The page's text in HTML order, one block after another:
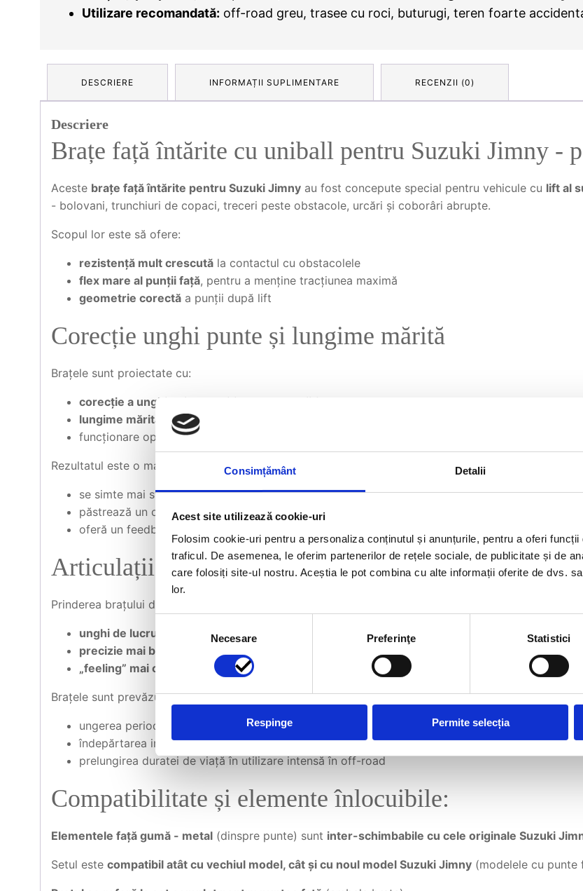
Consimțământ Detalii
Acest site utilizează cookie-uri
Folosim cookie-uri pentru a personaliza conținutul și anunțurile, pentru a oferi
traficul. De asemenea, le oferim partenerilor de rețele sociale, de publicitate și de
care folosiți site-ul nostru. Aceștia le pot combina cu alte informații oferite de dvs.
lor.
consimțământului
Necesare Preferinţe Statistici
Respinge Permite selecția
Utilizare recomandată: off-road greu, trasee cu roci, buturugi, teren foarte
DESCRIERE INFORMAȚII SUPLIMENTARE RECENZII (0)
Descriere
Brațe față întărite cu uniball pentru Suzuki Jimny -
Aceste brațe față întărite pentru Suzuki Jimny au fost concepute special pentru vehicule cu lift al
- bolovani, trunchiuri de copaci, treceri peste obstacole, urcări și coborâri abrupte.
Scopul lor este să ofere:
rezistență mult crescută la contactul cu obstacolele
flex mare al punții față, pentru a menține tracțiunea maximă
geometrie corectă a punții după lift
Corecție unghi punte și lungime mărită
Brațele sunt proiectate cu:
corecție a unghiului de poziționare a punții față
, pentru a aduce pinionul și unghiurile de
lungime mărită
, astfel încât suspensia să lucreze corect în intervalul de lift 2 -4"
funcționare optimă în combinație cu
Rezultatul este o mașină care:
se simte mai stabilă și mai „așezată” pe sol
păstrează un contact mai bun al roților cu terenul
oferă un feedback mai bun în volan, chiar și în teren foarte greu
Articulații uniball la prinderea pe cadru
Prinderea brațului de cadru este realizată pe
unghi de lucru mult mai mareal brațelor față de bucșele standard
precizie mai bună a direcției
„feeling” mai clar în volan despre ce se întâmplă între roată și teren
Brațele sunt prevăzute cugura de unsoare (kalamită)pentru:
ungerea periodică a uniball-ului
îndepărtarea impurităților din lagăr
prelungirea duratei de viață în utilizare intensă în off-road
Compatibilitate și elemente înlocuibile:
Elementele față gumă - metal (dinspre punte) sunt inter-schimbabile cu cele originale Suzuki
Setul este compatibil atât cu vechiul model, cât și cu noul model Suzuki Jimny (modelele cu punte